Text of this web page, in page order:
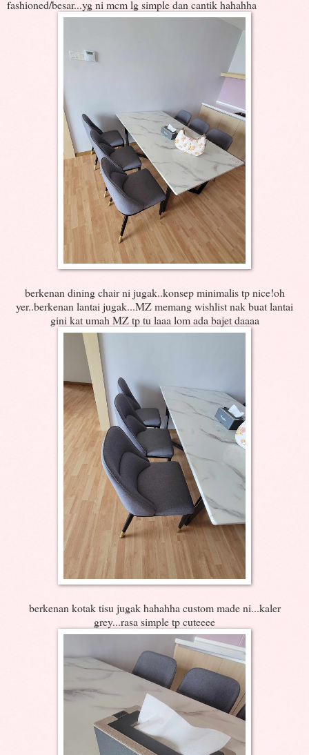
fashioned/besar...yg ni mcm lg simple dan cantik hahahha
berkenan dining chair ni jugak..konsep minimalis tp nice!oh
yer..berkenan lantai jugak...MZ memang wishlist nak buat lantai
gini kat umah MZ tp tu laaa lom ada bajet daaaa
berkenan kotak tisu jugak hahahha custom made ni...kaler
grey...rasa simple tp cuteeee